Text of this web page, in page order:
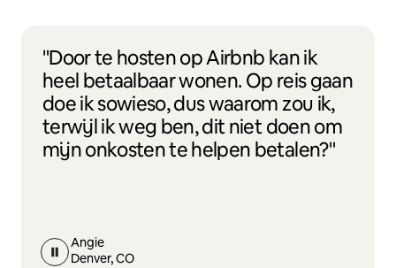
"Door te hosten op Airbnb kan ik
heel betaalbaar wonen. Op reis gaan
doe ik sowieso, dus waarom zou ik,
terwijl ik weg ben, dit niet doen om
mijn onkosten te helpen betalen?"
Angie
Denver, CO